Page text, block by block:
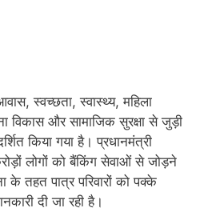
स्वच्छता, स्वास्थ्य, महिला
और सामाजिक सुरक्षा से जुड़ी
किया गया है। प्रधानमंत्री
लोगों को बैंकिंग सेवाओं से जोड़ने
के तहत पात्र परिवारों को पक्के
दी जा रही है।